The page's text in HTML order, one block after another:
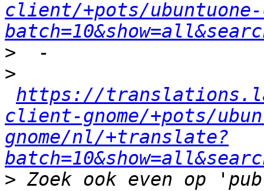
client/+pots/
>
>
https://
client-gnome/+pots/
gnome/nl/+translate?
> Zoek ook even op